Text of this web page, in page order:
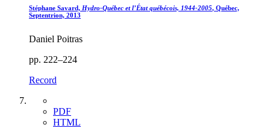
Stéphane Savard, Hydro-Québec et l’État québécois, 1944-2005, Québec,
Septentrion, 2013
Daniel Poitras
pp. 222–224
Record
PDF
HTML